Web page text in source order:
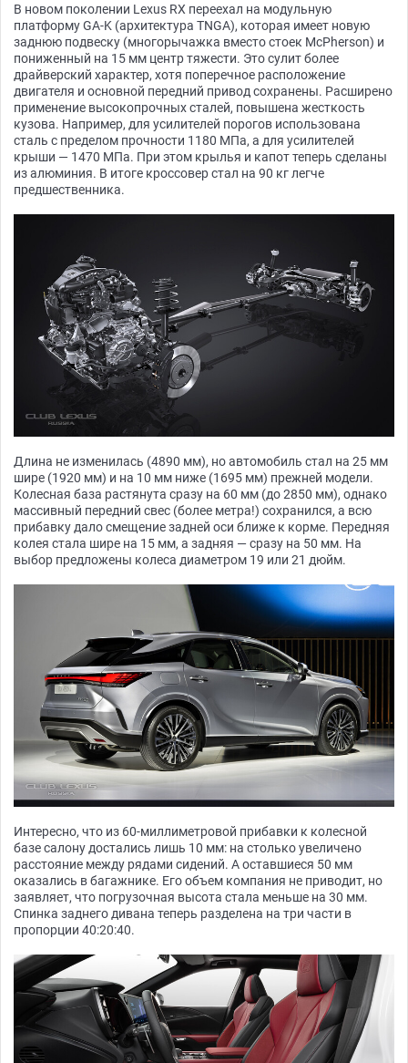
В новом поколении Lexus RX переехал на модульную
платформу GA-K (архитектура TNGA), которая имеет новую
заднюю подвеску (многорычажка вместо стоек McPherson) и
пониженный на 15 мм центр тяжести. Это сулит более
драйверский характер, хотя поперечное расположение
двигателя и основной передний привод сохранены. Расширено
применение высокопрочных сталей, повышена жесткость
кузова. Например, для усилителей порогов использована
сталь с пределом прочности 1180 МПа, а для усилителей
крыши — 1470 МПа. При этом крылья и капот теперь сделаны
из алюминия. В итоге кроссовер стал на 90 кг легче
предшественника.
Длина не изменилась (4890 мм), но автомобиль стал на 25 мм
шире (1920 мм) и на 10 мм ниже (1695 мм) прежней модели.
Колесная база растянута сразу на 60 мм (до 2850 мм), однако
массивный передний свес (более метра!) сохранился, а всю
прибавку дало смещение задней оси ближе к корме. Передняя
колея стала шире на 15 мм, а задняя — сразу на 50 мм. На
выбор предложены колеса диаметром 19 или 21 дюйм.
Интересно, что из 60-миллиметровой прибавки к колесной
базе салону достались лишь 10 мм: на столько увеличено
расстояние между рядами сидений. А оставшиеся 50 мм
оказались в багажнике. Его объем компания не приводит, но
заявляет, что погрузочная высота стала меньше на 30 мм.
Спинка заднего дивана теперь разделена на три части в
пропорции 40:20:40.